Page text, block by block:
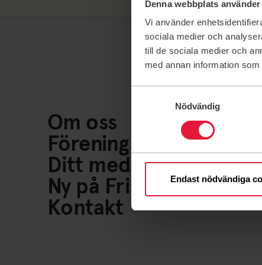
Denna webbplats
Vi använder
sociala medier och
till de sociala medier och
med annan information
Nödvändig
Endast nödvändiga
Om oss
Föreningsliv
Ditt medlemskap
Ny på Friskis
Kontakt